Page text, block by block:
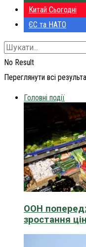
Китай Сьогодні
ЄС та НАТО
No Result
Переглянути всі
Головні події
ООН
зростання